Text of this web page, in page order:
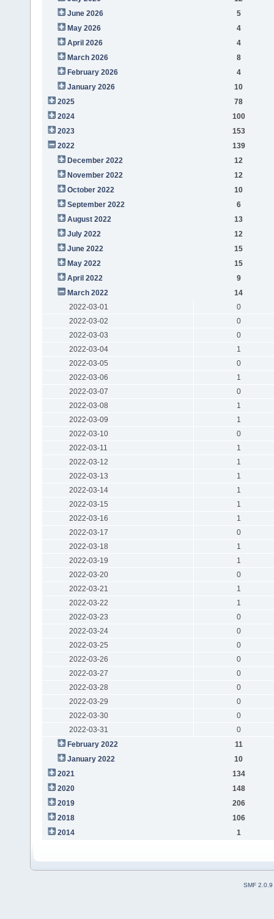
June 2026
5
May 2026
4
April 2026
4
March 2026
8
February 2026
4
January 2026
10
2025
78
2024
100
2023
153
2022
139
December 2022
12
November 2022
12
October 2022
10
September 2022
6
August 2022
13
July 2022
12
June 2022
15
May 2022
15
April 2022
9
March 2022
14
2022-03-01
0
2022-03-02
0
2022-03-03
0
2022-03-04
1
2022-03-05
0
2022-03-06
1
2022-03-07
0
2022-03-08
1
2022-03-09
1
2022-03-10
0
2022-03-11
1
2022-03-12
1
2022-03-13
1
2022-03-14
1
2022-03-15
1
2022-03-16
1
2022-03-17
0
2022-03-18
1
2022-03-19
1
2022-03-20
0
2022-03-21
1
2022-03-22
1
2022-03-23
0
2022-03-24
0
2022-03-25
0
2022-03-26
0
2022-03-27
0
2022-03-28
0
2022-03-29
0
2022-03-30
0
2022-03-31
0
February 2022
11
January 2022
10
2021
134
2020
148
2019
206
2018
106
2014
1
SMF 2.0.9